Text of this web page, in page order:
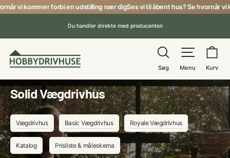
Gåvi kommer forbi en udstilling nær digSes vi til åbent hus? Se hvornår vi
Du handler direkte med producenten
Søg
Søg
Menu
Menu Kurv
Solid Vægdrivhus
Vægdrivhus Basic Vægdrivhus Royale Vægdrivhus
Katalog Prisliste & måleskema